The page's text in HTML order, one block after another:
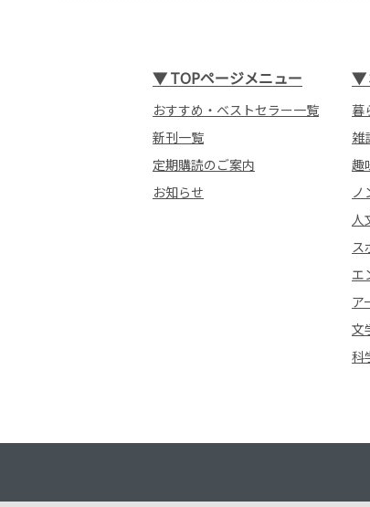
▼TOPページメニュー
おすすめ・ベストセラー一覧
新刊一覧
定期購読のご案内
お知らせ
▼
暮
雑
趣
ノ
人
ス
エ
ア
文
科